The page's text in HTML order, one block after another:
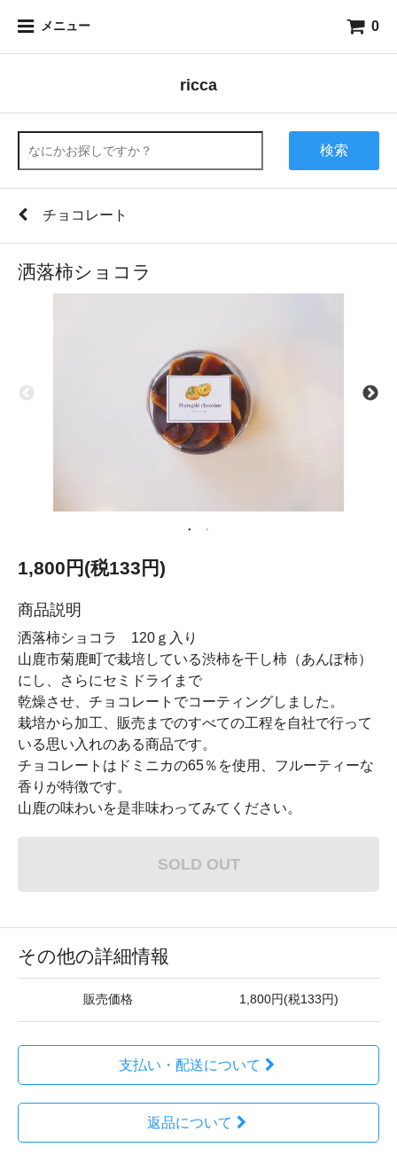
メニュー 0
ricca
検索
チョコレート
洒落柿ショコラ
1,800円(税133円)
商品説明
洒落柿ショコラ 120ｇ入り
山鹿市菊鹿町で栽培している渋柿を干し柿（あんぽ柿）
にし、さらにセミドライまで
乾燥させ、チョコレートでコーティングしました。
栽培から加工、販売までのすべての工程を自社で行って
いる思い入れのある商品です。
チョコレートはドミニカの65％を使用、フルーティーな
香りが特徴です。
山鹿の味わいを是非味わってみてください。
SOLD OUT
その他の詳細情報
販売価格 1,800円(税133円)
支払い・配送について
返品について